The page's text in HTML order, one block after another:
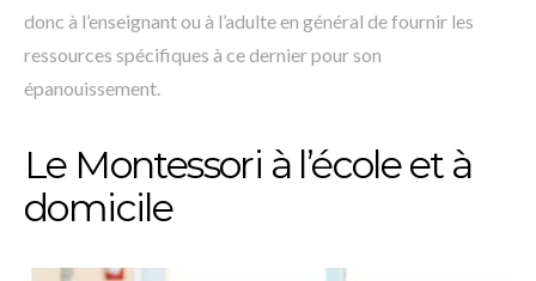
donc à l’enseignant ou à l’adulte en général de fournir les
ressources spécifiques à ce dernier pour son
épanouissement.
Le Montessori à l’école et à
domicile